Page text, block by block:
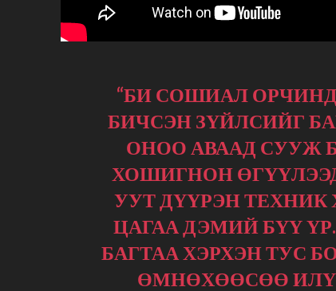
“БИ СОШИАЛ ОРЧИНД
БИЧСЭН ЗҮЙЛСИЙГ
ОНОО АВААД СУУЖ
ХОШИГНОН
УУТ ДҮҮРЭН ТЕХНИК
ЦАГАА ДЭМИЙ БҮҮ
БАГТАА ХЭРХЭН ТУС
ӨМНӨХӨӨСӨӨ